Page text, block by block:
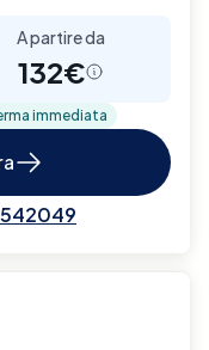
A partire da
132€
immediata